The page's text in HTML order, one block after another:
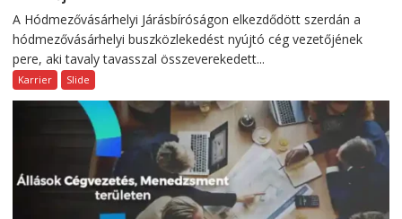
A Hódmezővásárhelyi Járásbíróságon elkezdődött szerdán a
hódmezővásárhelyi buszközlekedést nyújtó cég vezetőjének
pere, aki tavaly tavasszal összeverekedett...
Karrier Slide